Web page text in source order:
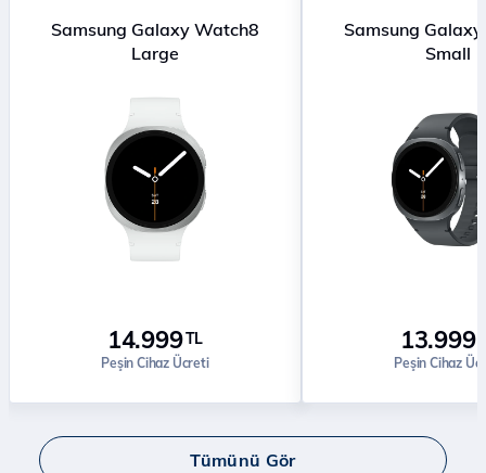
Samsung Galaxy Watch8
Large
14.999TL
Peşin Cihaz Ücreti
Samsung
Small
13.999
Peşin Cihaz
Tümünü Gör